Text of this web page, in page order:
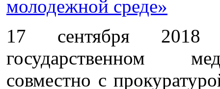
17 сентября 2018
государственном
совместно с